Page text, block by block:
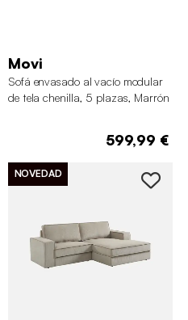
Movi
Sofá envasado al vacío modular
de tela chenilla, 5 plazas, Marrón
599,99 €
NOVEDAD